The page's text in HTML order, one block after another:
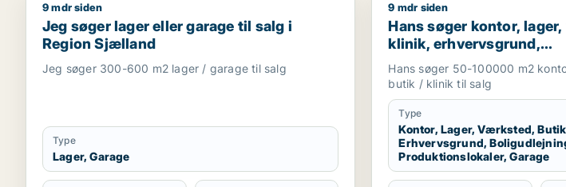
Jeg søger lager eller garage til salg i Region Sjælland
9 mdr siden
Jeg søger lager eller garage til salg i
Region Sjælland
Jeg søger 300-600 m2 lager / garage til salg
Type
Lager, Garage
Hans søger kontor, lager,
9 mdr siden
Hans søger kontor,
klinik, erhvervsgrund,
boligudlejningsejendom,
produktionslokaler eller
Region Sjælland
Hans søger 50-100000 m2
butik / klinik til salg
Type
Kontor, Lager, Værksted,
Erhvervsgrund,
Produktionslokaler, Garage